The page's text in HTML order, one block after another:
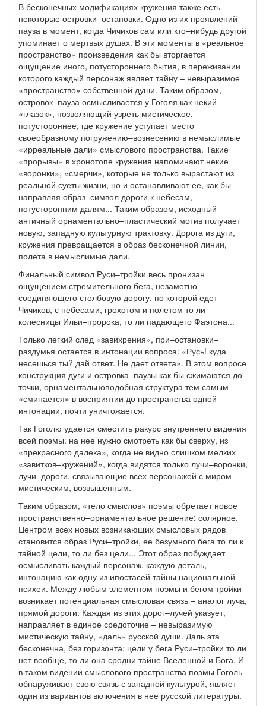
В бесконечных модификациях кружения также есть
некоторые островки–остановки. Одно из их проявлений –
пауза в момент, когда Чичиков сам или кто–нибудь другой
упоминает о мертвых душах. В эти моменты в «реальное
пространство» произведения как бы вторгается
ощущение иного, потустороннего бытия, в переживании
которого каждый персонаж являет тайну – невыразимое
«пространство» собственной души. Таким образом,
островок–пауза осмысливается у Гоголя как некий
«глазок», позволяющий узреть мистическое,
потустороннее, где кружение уступает место
своеобразному погружению–вознесению в немыслимые
«ирреальные дали» смыслового пространства. Такие
«прорывы» в хронотопе кружения напоминают некие
«воронки», «смерчи», которые не только вырастают из
реальной суеты жизни, но и останавливают ее, как бы
направляя образ–символ дороги к небесам,
потусторонним далям... Таким образом, исходный
античный орнаментально–пластический мотив получает
новую, западную культурную трактовку. Дорога из дуги,
кружения превращается в образ бесконечной линии,
полета в немыслимые дали.
Финальный символ Руси–тройки весь пронизан
ощущением стремительного бега, незаметно
соединяющего столбовую дорогу, по которой едет
Чичиков, с небесами, грохотом и полетом то ли
колесницы Ильи–пророка, то ли падающего Фаэтона...
Только легкий след «завихрения», при–остановки–
раздумья остается в интонации вопроса: «Русь! куда
несешься ты? дай ответ. Не дает ответа». В этом вопросе
конструкция дуги и островка–паузы как бы сжимаются до
точки, орнаментальноподобная структура тем самым
«сминается» в восприятии до пространства одной
интонации, почти уничтожается.
Так Гоголю удается сместить ракурс внутреннего видения
всей поэмы: на нее нужно смотреть как бы сверху, из
«прекрасного далека», когда не видно слишком мелких
«завитков–кружений», когда видятся только лучи–воронки,
лучи–дороги, связывающие всех персонажей с миром
мистическим, возвышенным.
Таким образом, «тело смыслов» поэмы обретает новое
пространственно–орнаментальное решение: солярное.
Центром всех новых возникающих смысловых рядов
становится образ Руси–тройки, ее безумного бега то ли к
тайной цели, то ли без цели... Этот образ побуждает
осмысливать каждый персонаж, каждую деталь,
интонацию как одну из ипостасей тайны национальной
психеи. Между любым элементом поэмы и бегом тройки
возникает потенциальная смысловая связь – аналог луча,
прямой дороги. Каждая из этих дорог–лучей указует,
направляет в единое средоточие – невыразимую
мистическую тайну, «даль» русской души. Даль эта
бесконечна, без горизонта: цели у бега Руси–тройки то ли
нет вообще, то ли она сродни тайне Вселенной и Бога. И
в таком видении смыслового пространства поэмы Гоголь
обнаруживает свою связь с западной культурой, являет
один из вариантов включения в нее русской литературы.